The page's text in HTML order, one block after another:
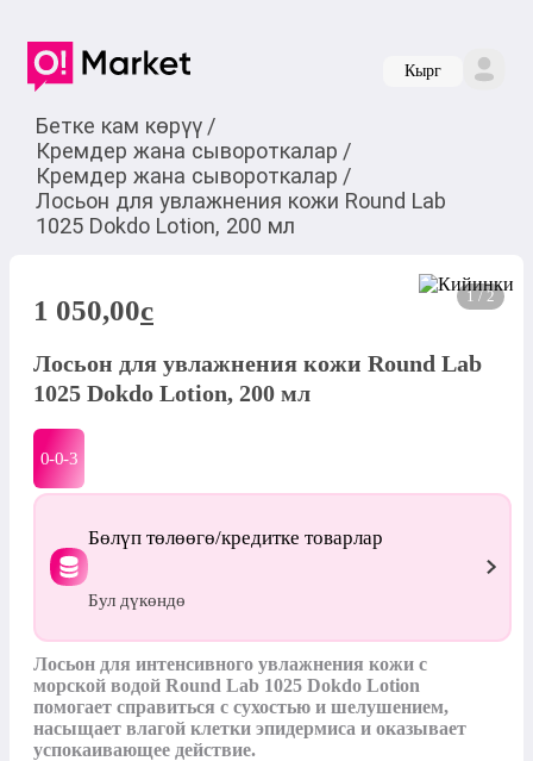
Кырг
Бетке кам көрүү /
Кремдер жана сывороткалар /
Кремдер жана сывороткалар /
Лосьон для увлажнения кожи Round Lab
1025 Dokdo Lotion, 200 мл
1 / 2
1 050,00c
Лосьон для увлажнения кожи Round Lab
1025 Dokdo Lotion, 200 мл
0-0-3
Бөлүп төлөөгө/кредитке товарлар
Бул дүкөндө
Лосьон для интенсивного увлажнения кожи с
морской водой Round Lab 1025 Dokdo Lotion
помогает справиться с сухостью и шелушением,
насыщает влагой клетки эпидермиса и оказывает
успокаивающее действие.